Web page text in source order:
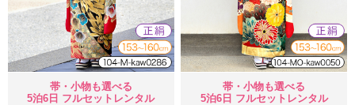
帯・小物も選べる
5泊6日 フルセットレンタル
帯・小物も選べる
5泊6日 フルセットレンタル